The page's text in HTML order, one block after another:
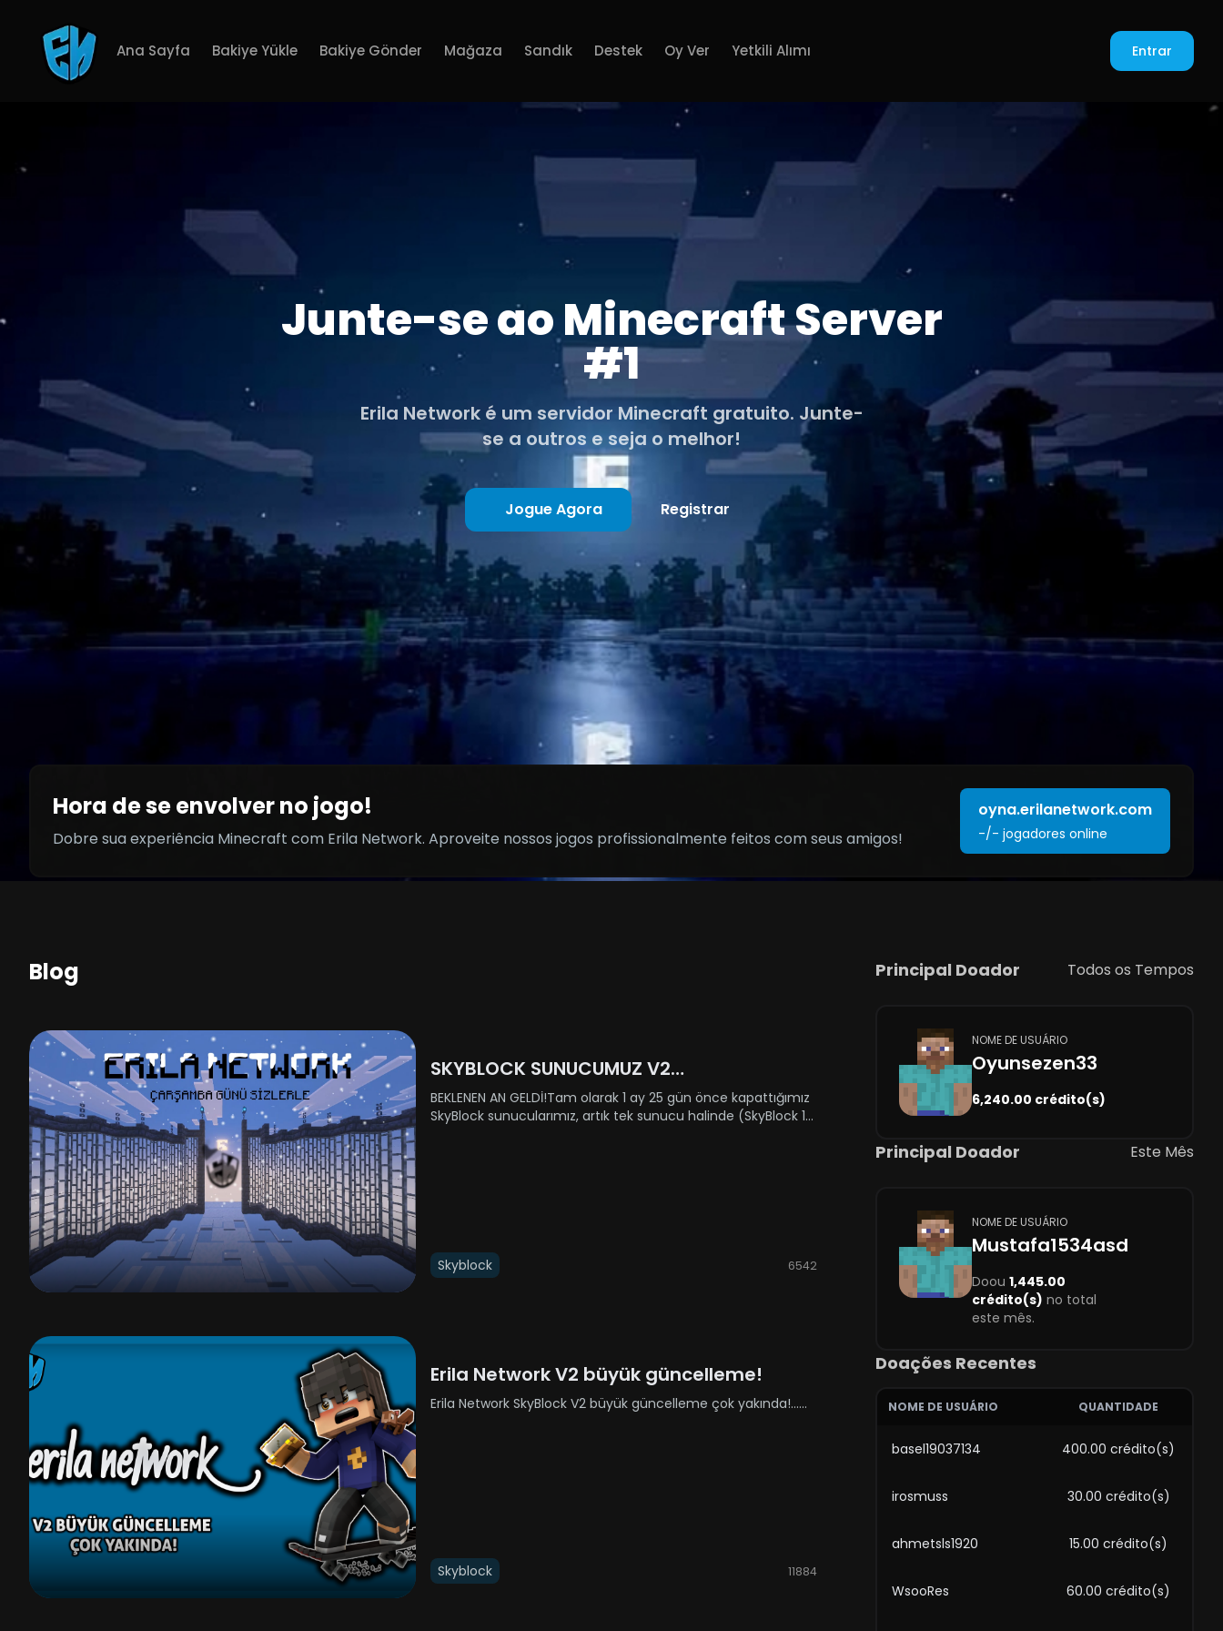
Ana Sayfa Bakiye Yükle Bakiye Gönder Mağaza Sandık Destek Oy Ver Yetkili Alımı Entrar
Junte-se ao Minecraft Server
#1
Erila Network é um servidor Minecraft gratuito. Junte-
se a outros e seja o melhor!
Jogue Agora Registrar
Hora de se envolver no jogo!
Dobre sua experiência Minecraft com Erila Network. Aproveite nossos jogos profissionalmente feitos com seus amigos!
oyna.erilanetwork.com
-/- jogadores online
Blog
SKYBLOCK SUNUCUMUZ V2
GÜNCELLEMESİYLE AÇILIYOR!
BEKLENEN AN GELDİ!Tam olarak 1 ay 25 gün önce kapattığımız
SkyBlock sunucularımız, artık tek sunucu halinde (SkyBlock 1-
Skyblock 6542
Erila Network V2 büyük güncelleme!
Erila Network SkyBlock V2 büyük güncelleme çok yakında!......
Skyblock 11884
Principal Doador Todos os Tempos
NOME DE USUÁRIO
Oyunsezen33
6,240.00 crédito(s)
Principal Doador Este Mês
NOME DE USUÁRIO
Mustafa1534asd
Doou 1,445.00
crédito(s) no total
este mês.
Doações Recentes
NOME DE USUÁRIO QUANTIDADE
basel19037134 400.00 crédito(s)
irosmuss 30.00 crédito(s)
ahmetsls1920 15.00 crédito(s)
WsooRes 60.00 crédito(s)